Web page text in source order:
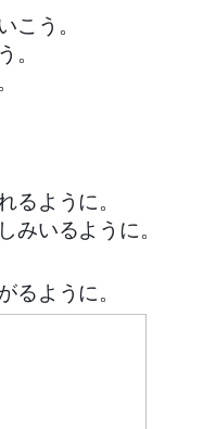
こう。
。
ように。
みいるように。
るように。